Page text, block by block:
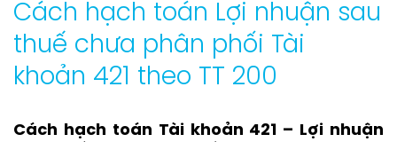
Cách hạch toán Lợi nhuận sau
thuế chưa phân phối Tài
khoản 421 theo TT 200
Cách hạch toán Tài khoản 421 – Lợi nhuận